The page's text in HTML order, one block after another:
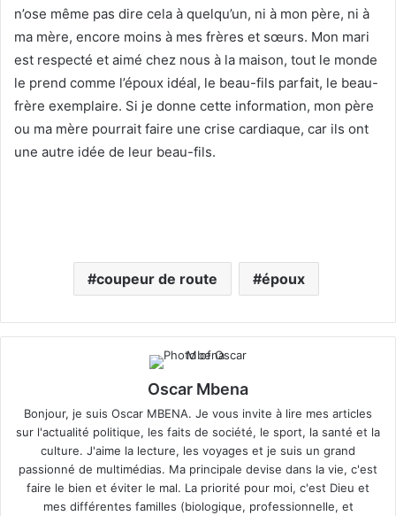
n’ose même pas dire cela à quelqu’un, ni à mon père, ni à
ma mère, encore moins à mes frères et sœurs. Mon mari
est respecté et aimé chez nous à la maison, tout le monde
le prend comme l’époux idéal, le beau-fils parfait, le beau-
frère exemplaire. Si je donne cette information, mon père
ou ma mère pourrait faire une crise cardiaque, car ils ont
une autre idée de leur beau-fils.
coupeur de route époux
Oscar Mbena
Bonjour, je suis Oscar MBENA. Je vous invite à lire mes articles
sur l'actualité politique, les faits de société, le sport, la santé et la
culture. J'aime la lecture, les voyages et je suis un grand
passionné de multimédias. Ma principale devise dans la vie, c'est
faire le bien et éviter le mal. La priorité pour moi, c'est Dieu et
mes différentes familles (biologique, professionnelle, et